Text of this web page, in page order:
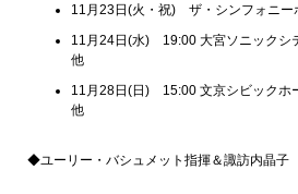
11月23日(火・祝) ザ・シンフォニ
11月24日(水) 19:00 大宮ソニック
他
11月28日(日) 15:00 文京シビック
他
◆ユーリー・バシュメット指揮＆諏訪内晶